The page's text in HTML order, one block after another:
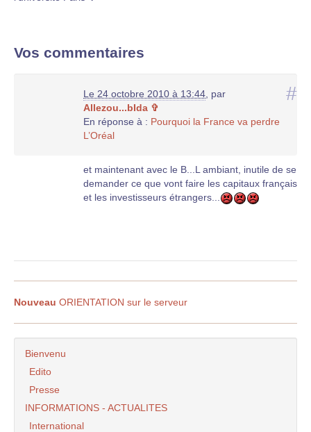
Vos commentaires
#
Le 24 octobre 2010 à 13:44 par
Allezou...bIda ✞
En réponse à : Pourquoi la France va perdre
L’Oréal
et maintenant avec le B...L ambiant, inutile de se
demander ce que vont faire les capitaux français
et les investisseurs étrangers...
Nouveau ORIENTATION sur le serveur
Bienvenu
Edito
Presse
INFORMATIONS - ACTUALITES
International